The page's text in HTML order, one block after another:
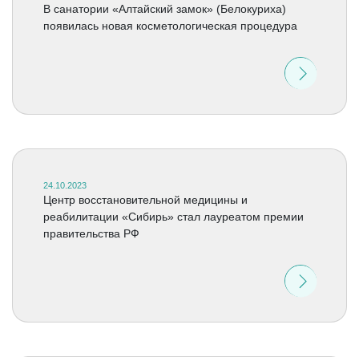
В санатории «Алтайский замок» (Белокуриха)
появилась новая косметологическая процедура
24.10.2023
Центр восстановительной медицины и
реабилитации «Сибирь» стал лауреатом премии
правительства РФ